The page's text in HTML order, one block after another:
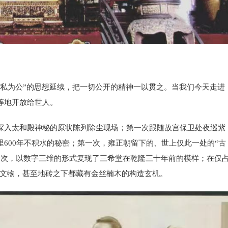
为公”的思想延续，把一切公开的精神一以贯之。当我们今天走进
开放给世人。
太和殿神秘的原状陈列除尘现场；第一次跟随故宫保卫处夜巡紫
年不积水的秘密；第一次，雍正朝留下的、世上仅此一处的“古
，以数字三维的形式复现了三希堂在乾隆三十年前的模样；在仅
物，甚至地砖之下都藏有金丝楠木的构造玄机。